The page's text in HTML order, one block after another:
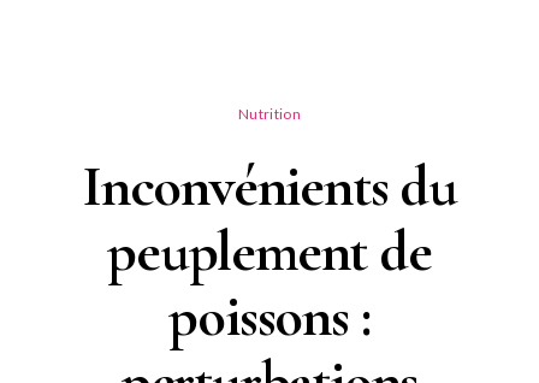
Nutrition
Inconvénients du
peuplement de
poissons :